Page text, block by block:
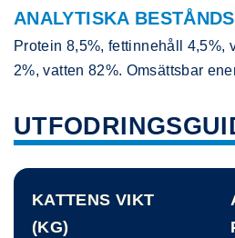
ANALYTISKA
Protein 8,5%, fettinnehåll 4,5%,
2%, vatten 82%. Omsättsbar
KATTENS VIKT
(KG)